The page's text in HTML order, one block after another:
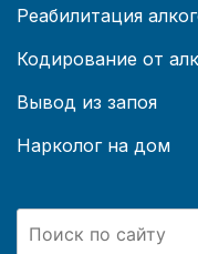
Реабилитация
Кодирование от
Вывод из запоя
Нарколог на дом